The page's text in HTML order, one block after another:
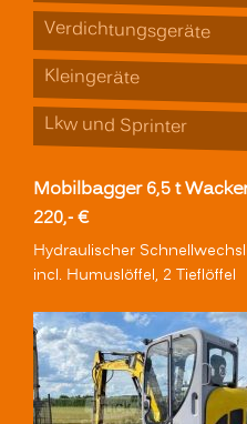
Verdichtungsgeräte
Kleingeräte
Lkw und Sprinter
Mobilbagger 6,5 t
220,- €
Hydraulischer
incl. Humuslöffel, 2 Tieflöffel